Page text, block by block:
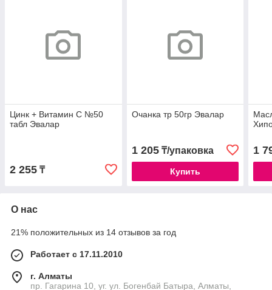
Цинк + Витамин С №50
табл Эвалар
2 255 ₸
Очанка тр 50гр Эвалар
1 205₸/упаковка
Купить
1
О нас
21% положительных из 14 отзывов за год
Работает с 17.11.2010
г. Алматы
пр. Гагарина 10, уг. ул. Богенбай Батыра, Алматы,